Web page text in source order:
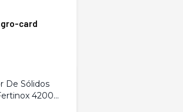
De Sólidos
4200